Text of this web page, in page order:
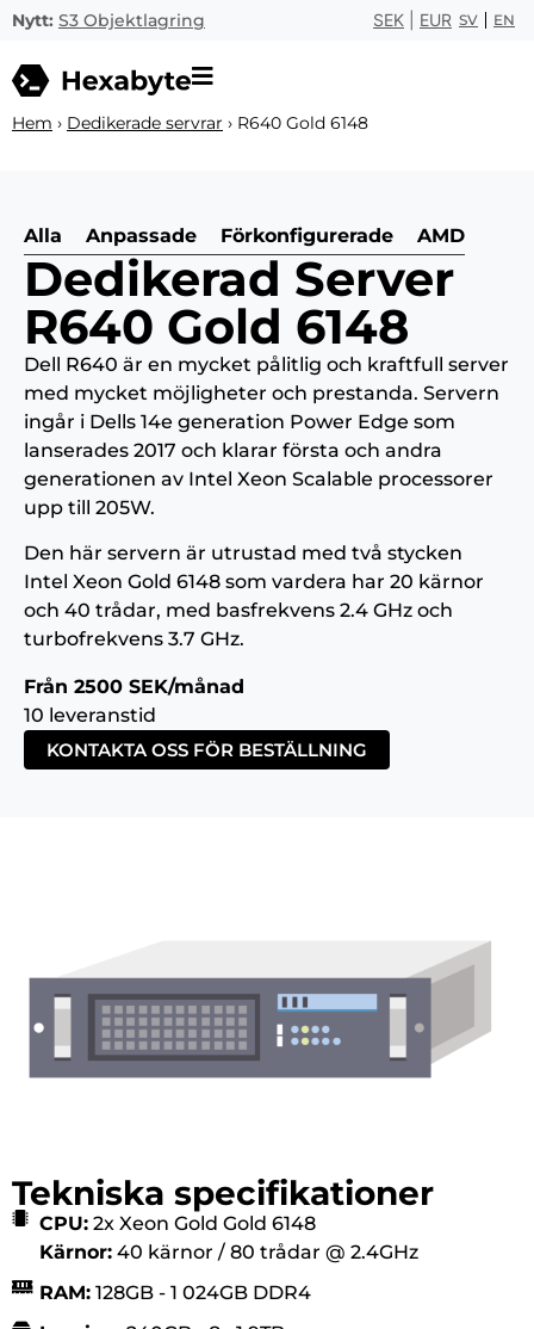
Nytt: S3 Objektlagring SEK EUR SV EN
Hem › Dedikerade servrar › R640 Gold 6148
Alla Anpassade Förkonfigurerade AMD
Dedikerad Server
R640 Gold 6148
Dell R640 är en mycket pålitlig och kraftfull server
med mycket möjligheter och prestanda. Servern
ingår i Dells 14e generation Power Edge som
lanserades 2017 och klarar första och andra
generationen av Intel Xeon Scalable processorer
upp till 205W.
Den här servern är utrustad med två stycken
Intel Xeon Gold 6148 som vardera har 20 kärnor
och 40 trådar, med basfrekvens 2.4 GHz och
turbofrekvens 3.7 GHz.
Från 2500 SEK/månad
10 leveranstid
KONTAKTA OSS FÖR BESTÄLLNING
Tekniska specifikationer
CPU:2x Xeon Gold Gold 6148
Kärnor:40 kärnor / 80 trådar @ 2.4GHz
RAM:128GB - 1 024GB DDR4